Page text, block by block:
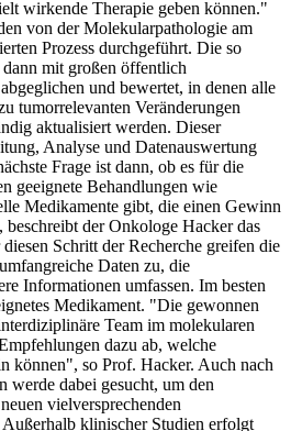
wirkende Therapie geben können."
von der Molekularpathologie am
Prozess durchgeführt. Die so
mit großen öffentlich
und bewertet, in denen alle
tumorrelevanten Veränderungen
aktualisiert werden. Dieser
Analyse und Datenauswertung
Frage ist dann, ob es für die
geeignete Behandlungen wie
Medikamente gibt, die einen Gewinn
beschreibt der Onkologe Hacker das
Schritt der Recherche greifen die
Daten zu, die
Informationen umfassen. Im besten
Medikament. "Die gewonnen
Team im molekularen
dazu ab, welche
können", so Prof. Hacker. Auch nach
werde dabei gesucht, um den
vielversprechenden
klinischer Studien erfolgt